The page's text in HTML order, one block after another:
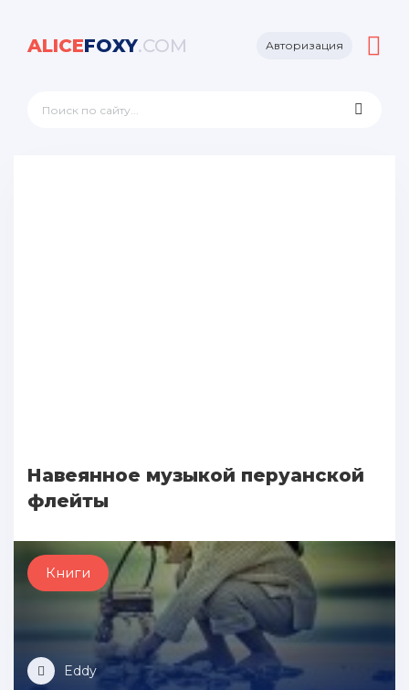
ALICEFOXY.COM Авторизация
Навеянное музыкой перуанской
флейты
Книги
Eddy